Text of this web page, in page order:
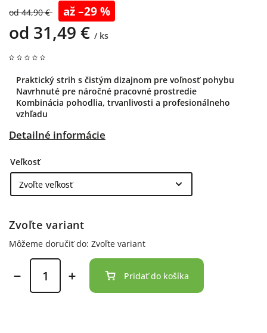
od 44,90 € až –29 %
od 31,49 € / ks
Praktický strih s čistým dizajnom pre voľnosť pohybu
Navrhnuté pre náročné pracovné prostredie
Kombinácia pohodlia, trvanlivosti a profesionálneho
vzhľadu
Detailné informácie
Veľkosť
Zvoľte variant
Môžeme doručiť do: Zvoľte variant
Pridať do košíka